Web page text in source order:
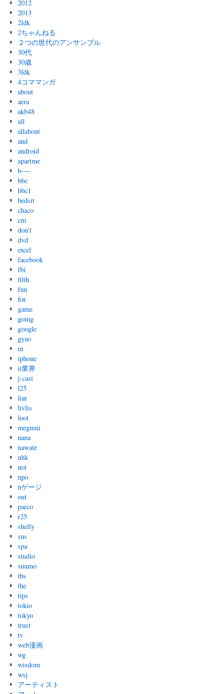
2012
2013
2ldk
2ちゃんねる
２つの世代のアンサンブル
30代
30歳
3ldk
4コママンガ
about
aera
akb48
all
allabout
and
android
apartme
b—-
bbc
bbc1
bedsit
chaco
cm
don’t
dvd
excel
facebook
fbi
filth
fnn
fox
game
going
google
gyao
in
iphone
it業界
j-cast
l25
liar
livlis
loot
megumi
nana
nawate
nhk
not
npo
nゲージ
out
parco
r25
shelly
sns
spa
studio
suumo
tbs
the
tips
tokio
tokyo
trust
tv
web漫画
wg
wisdom
wsj
アーティスト